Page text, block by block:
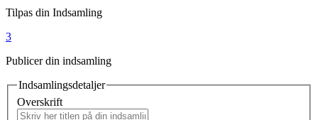
Tilpas din Indsamling
3
Publicer din indsamling
Indsamlingsdetaljer
Overskrift